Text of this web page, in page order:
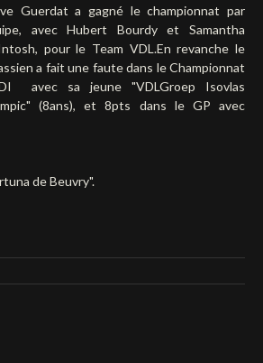
Guerdat a gagné le championnat par
avec Hubert Bourdy et Samantha
pour le Team VDL.En revanche le
a fait une faute dans le Championnat
avec sa jeune "VDLGroep Isovlas
(8ans), et 8pts dans le GP avec
de Beuvry".